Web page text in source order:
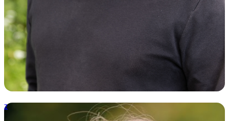
2